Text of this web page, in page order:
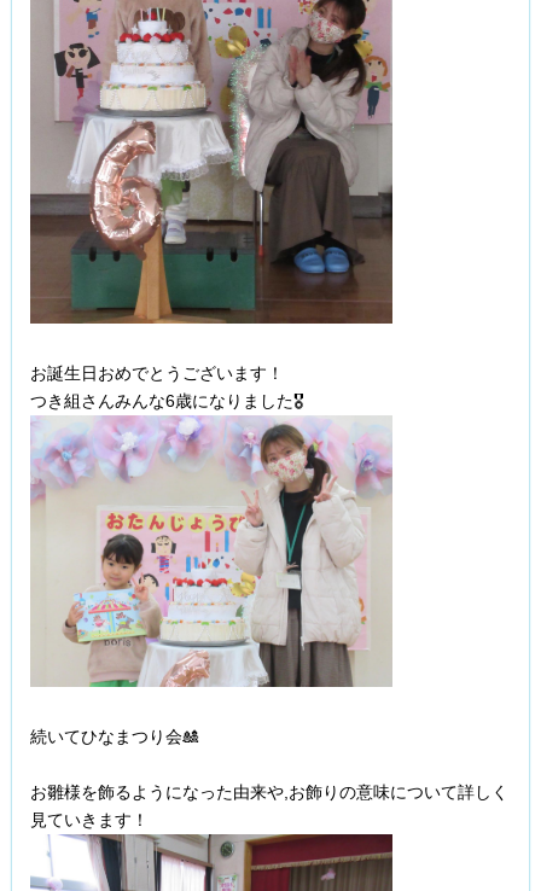
お誕生日おめでとうございます！
つき組さんみんな6歳になりました🎖️
続いてひなまつり会🎎
お雛様を飾るようになった由来や,お飾りの意味について詳しく
見ていきます！